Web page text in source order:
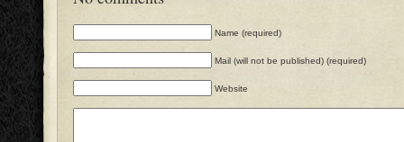
Name (required)
Mail (will not be published) (required)
Website